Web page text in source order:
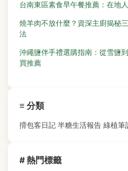
台南東區素食早午餐推薦：在地
燒羊肉不放什麼？資深主廚揭秘
法
沖繩鹽伴手禮選購指南：從雪鹽
買推薦
≡ 分類
揹包客日記 半糖生活報告 綠植筆
# 熱門標籤